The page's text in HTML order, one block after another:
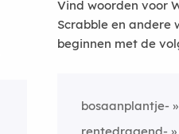
Vind woorden voor
Scrabble en andere
beginnen met de
bosaanplantje-